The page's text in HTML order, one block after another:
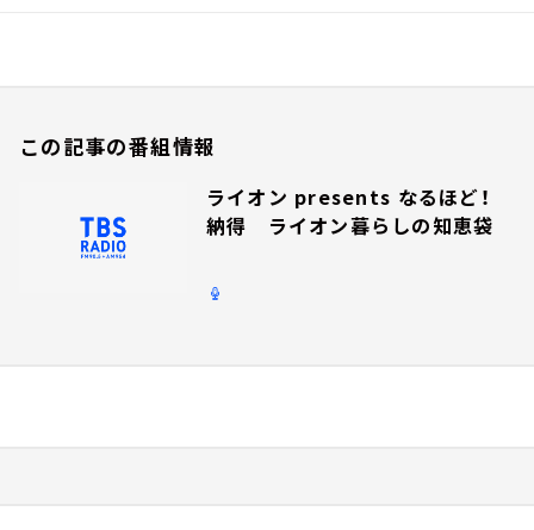
この記事の番組情報
ライオン presents なるほど！
納得 ライオン暮らしの知恵袋